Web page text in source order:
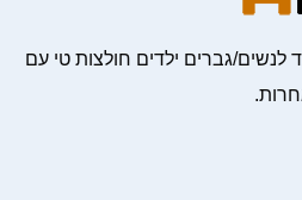
גברים ילדים חולצות טי עם